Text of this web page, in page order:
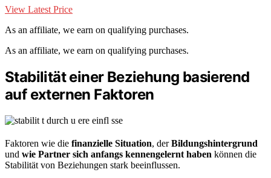
View Latest Price
As an affiliate, we earn on qualifying purchases.
As an affiliate, we earn on qualifying purchases.
Stabilität einer Beziehung basierend
auf externen Faktoren
Faktoren wie die finanzielle Situation, derBildungshintergrund
und wie Partner sich anfangs kennengelernt haben können die
Stabilität von Beziehungen stark beeinflussen.